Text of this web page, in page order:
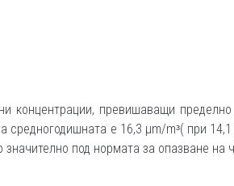
концентрации, превишаващи
средногодишната е 16,3 µm/mᶟ( при
под нормата за опазване на